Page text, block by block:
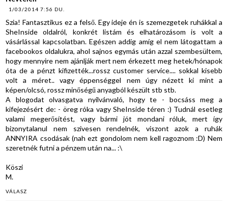
1/03/2014 7:56 DU.
Szia! Fantasztikus ez a felső. Egy ideje én is szemezgetek ruhákkal a
SheInside oldalról, konkrét listám és elhatározásom is volt a
vásárlással kapcsolatban. Egészen addig amíg el nem látogattam a
facebookos oldalukra, ahol sajnos egymás után azzal szembesültem,
hogy mennyire nem ajánlják mert nem érkezett meg hetek/hónapok
óta de a pénzt kifizették...rossz customer service.... sokkal kisebb
volt a méret.. vagy éppenséggel nem úgy nézett ki mint a
képen/olcsó, rossz minőségű anyagból készült stb stb.
A blogodat olvasgatva nyilvánvaló, hogy te - bocsáss meg a
kifejezésért de: - öreg róka vagy SheInside téren :) Tudnál esetleg
valami megerősítést, vagy bármi jót mondani róluk, mert így
bizonytalanul nem szivesen rendelnék, viszont azok a ruhák
ANNYIRA csodásak (nah ezt gondolom nem kell ragoznom :D) Nem
szeretnék futni a pénzem után na... :\
Köszi
M.
VÁLASZ